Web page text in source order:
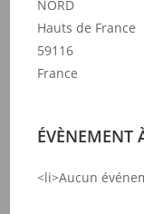
NORD
Hauts de France
59116
France
ÉVÈNEMENT
<li>Aucun